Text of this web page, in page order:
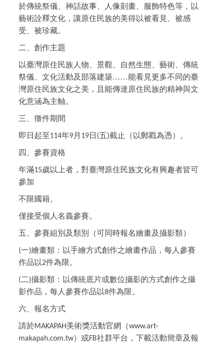
於傳統祭儀、神話故事、人像刻畫、服飾特色等，以
藝術詮釋文化，讓原住民族的美得以被看見、被感
受、被珍藏。
二、創作主題
以臺灣原住民族人物、景觀、自然生態、藝術、傳統
祭儀、文化活動及部落建築……能看見更多不同的臺
灣原住民族文化之美，且能傳達原住民族的精神與文
化意涵為主軸。
三、徵件期間
即日起至114年9月 19日 (五)截止（以郵戳為憑）。
四、參賽資格
年滿15歲以上者，對臺灣原住民族文化有興趣者皆可
參加
不限國籍。
僅接受個人名義參賽。
五、參賽組別及類別（可同時報名繪畫及攝影類）
(一)繪畫類：以手繪方式創作之繪畫作品，每人參賽
作品以2件為限。
(二)攝影類：以傳統底片或數位攝影的方式創作之攝
影作品，每人參賽作品以8件為限。
六、報名方式
請於MAKAPAH美術獎活動官網（www.art-
makapah.com.tw）或FB社群平台，下載活動簡章及報